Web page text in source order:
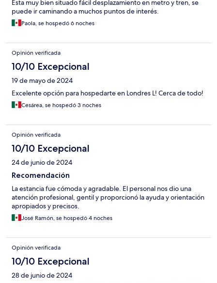
Esta muy bien situado fácil desplazamiento en metro y tren, se
puede ir caminando a muchos puntos de interés.
Paola, se hospedó 6 noches
Opinión verificada
10/10 Excepcional
19 de mayo de 2024
Excelente opción para hospedarte en Londres L! Cerca de todo!
Cesárea, se hospedó 3 noches
Opinión verificada
10/10 Excepcional
24 de junio de 2024
Recomendación
La estancia fue cómoda y agradable. El personal nos dio una
atención profesional, gentil y proporcionó la ayuda y orientación
apropiados y precisos.
José Ramón, se hospedó 4 noches
Opinión verificada
10/10 Excepcional
28 de junio de 2024